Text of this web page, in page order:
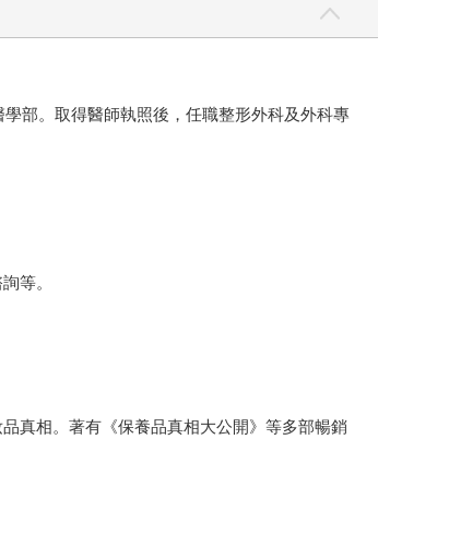
部。取得醫師執照後，任職整形外科及外科專
等。
真相。著有《保養品真相大公開》等多部暢銷